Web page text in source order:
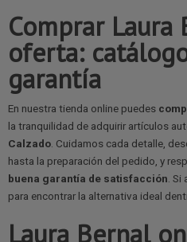
Comprar Laura
oferta:
garantía
En nuestra tienda online puedes
la tranquilidad de adquirir artículos
Calzado . Cuidamos cada detalle,
hasta la preparación del pedido, y
buena garantía de satisfacción .
para encontrar la alternativa ideal
Laura Bernal